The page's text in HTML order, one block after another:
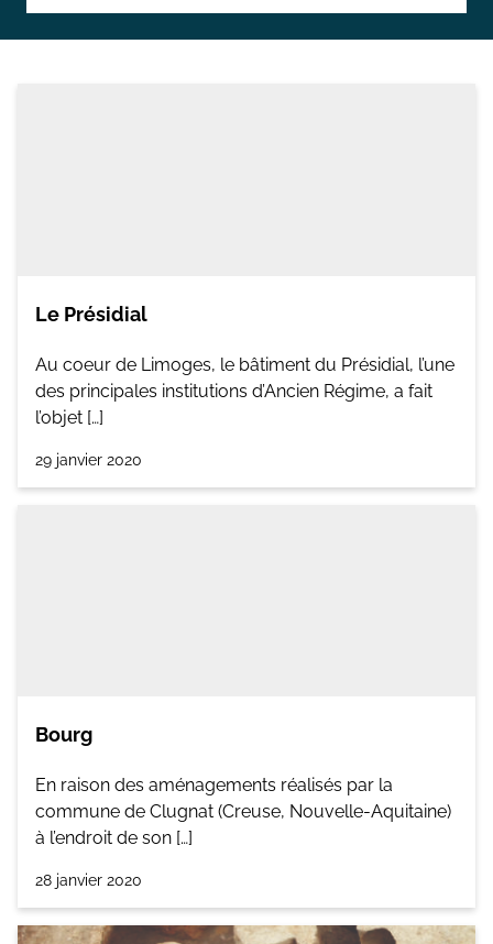
Topographie et Photogrammétrie
Études archéobotaniques
Études archéozoologiques
Études géoarchéologiques
Communication et Valorisation
Le Présidial
Au coeur de Limoges, le bâtiment du Présidial, l’une
des principales institutions d’Ancien Régime, a fait
l’objet […]
29 janvier 2020
Bourg
En raison des aménagements réalisés par la
commune de Clugnat (Creuse, Nouvelle-Aquitaine)
à l’endroit de son […]
28 janvier 2020